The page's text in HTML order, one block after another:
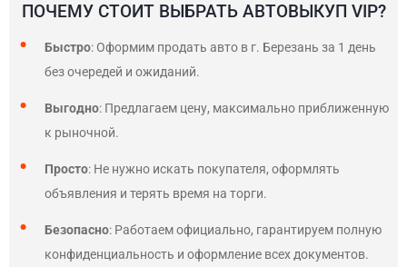
ПОЧЕМУ СТОИТ ВЫБРАТЬ АВТОВЫКУП VIP?
Быстро: Оформим продать авто в г. Березань за 1 день
без очередей и ожиданий.
Выгодно: Предлагаем цену, максимально приближенную
к рыночной.
Просто: Не нужно искать покупателя, оформлять
объявления и терять время на торги.
Безопасно: Работаем официально, гарантируем полную
конфиденциальность и оформление всех документов.